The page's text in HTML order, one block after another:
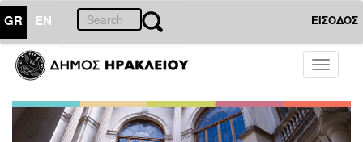
GR EN ΕΙΣΟΔΟΣ
Toggle
ΕΠΙΚΑΙΡΟΤΗΤΑ
Τύπου
Αρχείο